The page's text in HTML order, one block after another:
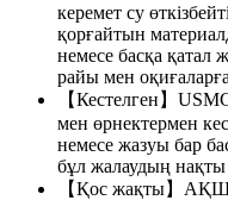
керемет су
қорғайтын
немесе басқа қатал
райы мен
【Кестелген】
мен өрнектермен
немесе жазуы бар
бұл жалаудың
【Қос жақты】АҚШ